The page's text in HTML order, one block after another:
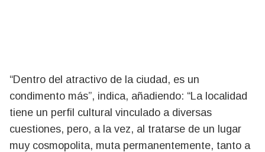
“Dentro del atractivo de la ciudad, es un
condimento más”, indica, añadiendo: “La localidad
tiene un perfil cultural vinculado a diversas
cuestiones, pero, a la vez, al tratarse de un lugar
muy cosmopolita, muta permanentemente, tanto a